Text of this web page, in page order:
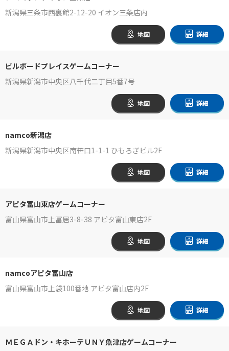
新潟県三条市西裏館2-12-20 イオン三条店内
地図 詳細
ビルボードプレイスゲームコーナー
新潟県新潟市中央区八千代二丁目5番7号
地図 詳細
namco新潟店
新潟県新潟市中央区南笹口1-1-1 ひもろぎビル2F
地図 詳細
アピタ富山東店ゲームコーナー
富山県富山市上冨居3-8-38 アピタ富山東店2F
地図 詳細
namcoアピタ富山店
富山県富山市上袋100番地 アピタ富山店内2F
地図 詳細
ＭＥＧＡドン・キホーテＵＮＹ魚津店ゲームコーナー